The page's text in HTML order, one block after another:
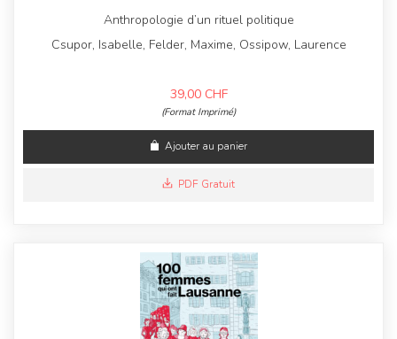
Anthropologie d’un rituel politique
Csupor, Isabelle, Felder, Maxime, Ossipow, Laurence
39,00 CHF
(Format Imprimé)
Ajouter au panier
PDF Gratuit